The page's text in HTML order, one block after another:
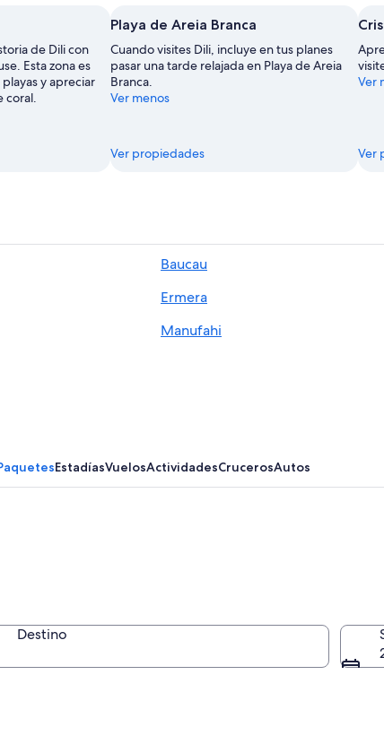
de Dili con
Esta zona es
y apreciar
coral.
Playa de Areia Branca
Cuando visites Dili, incluye en tus planes
pasar una tarde relajada en Playa de Areia
Branca.
Ver menos
Ver propiedades
Ver
Ver
Baucau
Ermera
Manufahi
EstadíasVuelosActividadesCrucerosAutos
Destino